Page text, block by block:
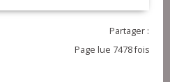
Partager :
Page lue 7478 fois